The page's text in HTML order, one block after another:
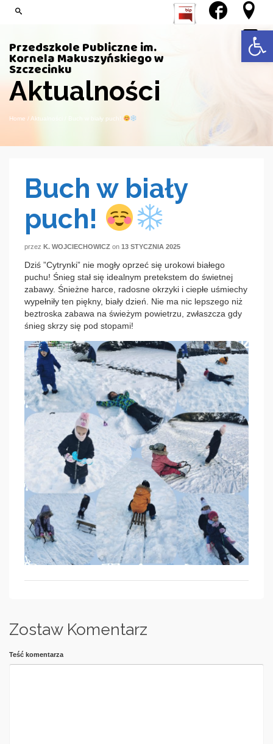
Przedszkole Publiczne im.
Kornela Makuszyńskiego w
Szczecinku
Aktualności
Home / Aktualności Buch w biały puch!
Buch w biały
puch!
przez K. WOJCIECHOWICZ on 13 STYCZNIA 2025
Dziś ”Cytrynki” nie mogły oprzeć się urokowi białego
puchu! Śnieg stał się idealnym pretekstem do świetnej
zabawy. Śnieżne harce, radosne okrzyki i ciepłe uśmiechy
wypełniły ten piękny, biały dzień. Nie ma nic lepszego niż
beztroska zabawa na świeżym powietrzu, zwłaszcza gdy
śnieg skrzy się pod stopami!
Zostaw Komentarz
Teść komentarza